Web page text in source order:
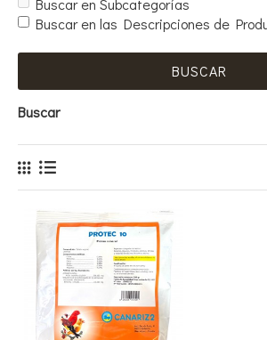
Buscar en Subcategorías
Buscar en las Descripciones de
BUSCAR
Buscar